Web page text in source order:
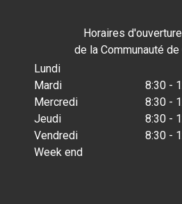
Horaires
de la Communauté
Lundi
Mardi
8:30 -
Mercredi
8:30 -
Jeudi
8:30 -
Vendredi
8:30 -
Week end